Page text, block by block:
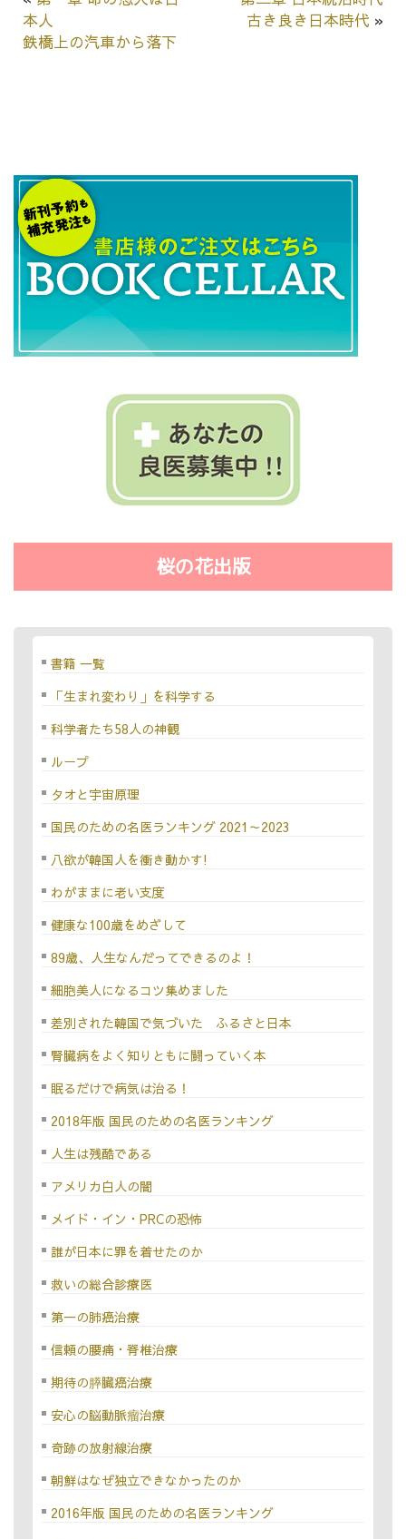
本人
鉄橋上の汽車から落下
古き良き日本時代 »
桜の花出版
書籍 一覧
「生まれ変わり」を科学する
科学者たち58人の神観
ループ
タオと宇宙原理
国民のための名医ランキング 2021～2023
八欲が韓国人を衝き動かす!
わがままに老い支度
健康な100歳をめざして
89歳、人生なんだってできるのよ！
細胞美人になるコツ集めました
差別された韓国で気づいた ふるさと日本
腎臓病をよく知りともに闘っていく本
眠るだけで病気は治る！
2018年版 国民のための名医ランキング
人生は残酷である
アメリカ白人の闇
メイド・イン・PRCの恐怖
誰が日本に罪を着せたのか
救いの総合診療医
第一の肺癌治療
信頼の腰痛・脊椎治療
期待の膵臓癌治療
安心の脳動脈瘤治療
奇跡の放射線治療
朝鮮はなぜ独立できなかったのか
2016年版 国民のための名医ランキング